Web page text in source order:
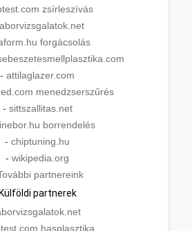
zsírleszívás
forgácsolás
- attilaglazer.com
menedzserszűrés
- sittszallitas.net
borrendelés
- chiptuning.hu
- wikipedia.org
partnereink
partnerek
hasplasztika